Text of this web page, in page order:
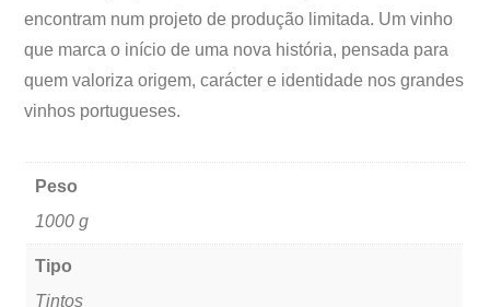
encontram num projeto de produção limitada. Um vinho
que marca o início de uma nova história, pensada para
quem valoriza origem, carácter e identidade nos grandes
vinhos portugueses.
Peso
1000 g
Tipo
Tintos